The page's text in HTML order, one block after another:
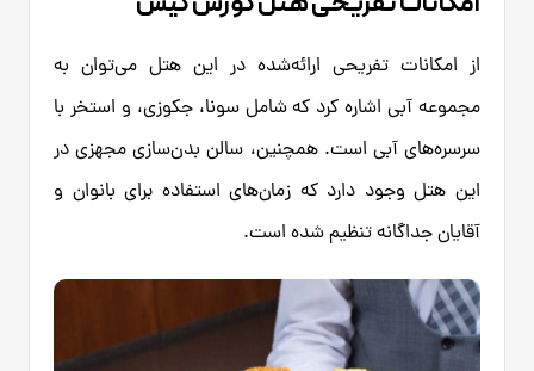
از امکانات تفریحی ارائه‌شده در این هتل می‌توان به
مجموعه آبی اشاره کرد که شامل سونا، جکوزی، و استخر با
سرسره‌های آبی است. همچنین، سالن بدن‌سازی مجهزی در
این هتل وجود دارد که زمان‌های استفاده برای بانوان و
آقایان جداگانه تنظیم شده است.